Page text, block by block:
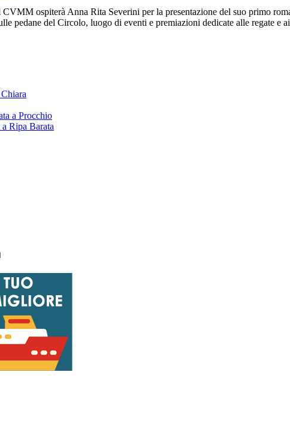
ospiterà Anna Rita Severini per la presentazione del suo primo
pedane del Circolo, luogo di eventi e premiazioni dedicate alle regate e
a Procchio
Ripa Barata